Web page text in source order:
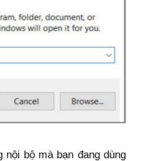
nội bộ mà bạn đang dùng